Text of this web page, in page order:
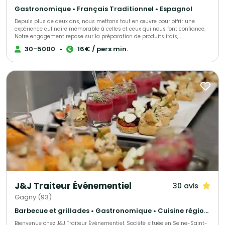
Gastronomique • Français Traditionnel • Espagnol
Depuis plus de deux ans, nous mettons tout en œuvre pour offrir une
expérience culinaire mémorable à celles et ceux qui nous font confiance.
Notre engagement repose sur la préparation de produits frais,
majoritairement sélectionnés auprès de producteurs locaux, afin de
garantir une qualité irréprochable. En tant que traiteur pour particuliers et
30-5000 • 16€ / pers min.
J&J Traiteur Événementiel 30 avis
Gagny (93)
Barbecue et grillades • Gastronomique • Cuisine régionale
Bienvenue chez J&J Traiteur Événementiel. Société située en Seine-Saint-